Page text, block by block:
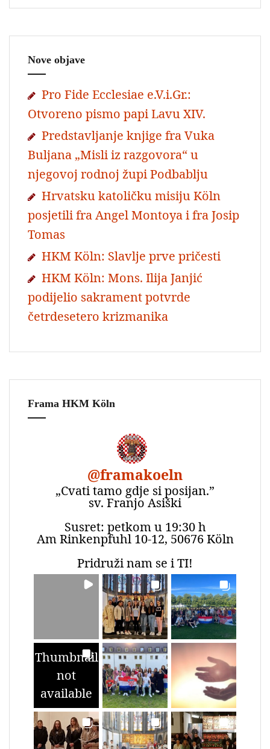
Nove objave
Pro Fide Ecclesiae e.V.i.Gr.:
Otvoreno pismo papi Lavu XIV.
Predstavljanje knjige fra Vuka
Buljana „Misli iz razgovora“ u
njegovoj rodnoj župi Podbablju
Hrvatsku katoličku misiju Köln
posjetili fra Angel Montoya i fra Josip
Tomas
HKM Köln: Slavlje prve pričesti
HKM Köln: Mons. Ilija Janjić
podijelio sakrament potvrde
četrdesetero krizmanika
Frama HKM Köln
@framakoeln
„Cvati tamo gdje si posijan.”
sv. Franjo Asiški
Susret: petkom u 19:30 h
Am Rinkenpfuhl 10-12, 50676 Köln
Pridruži nam se i TI!
Thumbnail
not
available